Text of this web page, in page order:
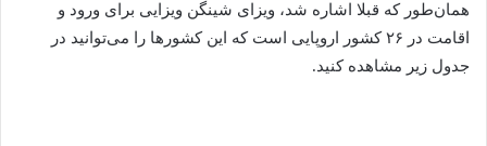
همان‌طور که قبلا اشاره شد، ویزای شینگن ویزایی برای ورود و
اقامت در ۲۶ کشور اروپایی است که این کشورها را می‌توانید در
جدول زیر مشاهده کنید.